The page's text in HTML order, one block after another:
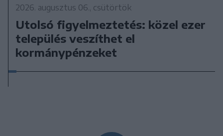
2026. augusztus 06., csütörtök
Utolsó figyelmeztetés: közel ezer
település veszíthet el
kormánypénzeket